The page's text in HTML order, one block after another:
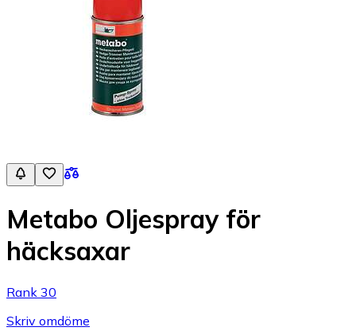
Metabo Oljespray för
häcksaxar
Rank 30
Skriv omdöme